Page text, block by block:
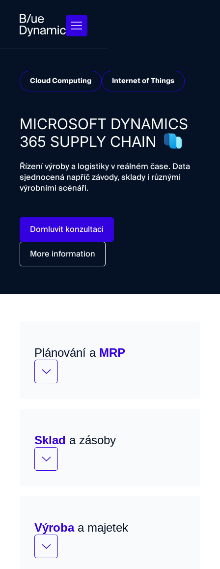
Cloud Computing Internet of Things
MICROSOFT DYNAMICS
365 SUPPLY CHAIN
Řízení výroby a logistiky v reálném čase. Data
sjednocená napříč závody, sklady i různými
výrobními scénáři.
Domluvit konzultaci
More information
Plánování a MRP
Plánování výroby, materiálu a kapacit s
možností simulací a scénářů.
Sklad a zásoby
WMS s real-time přehledem zásob a
mobilními procesy.
Výrobaa majetek
Řízení výroby, Kanban a štíhlá výroba s
podporou údržby a IoT signálů z
provozu.